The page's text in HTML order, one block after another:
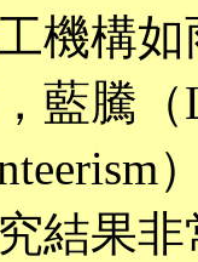
機構
藍騰
結果